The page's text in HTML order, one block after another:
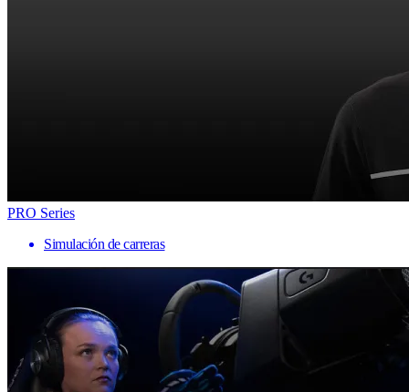
PRO Series
Simulación de carreras